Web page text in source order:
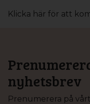
Klicka här för att
nyhetsbrev
Prenumerera på